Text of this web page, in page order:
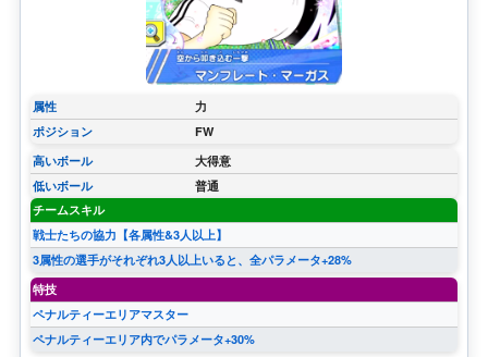
属性
力
ポジション
FW
高いボール
大得意
低いボール
普通
チームスキル
戦士たちの協力【各属性&3人以上】
3属性の選手がそれぞれ3人以上いると、全パラメータ+28%
特技
ペナルティーエリアマスター
ペナルティーエリア内でパラメータ+30%